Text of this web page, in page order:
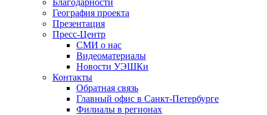
Благодарности
География проекта
Презентация
Пресс-Центр
СМИ о нас
Видеоматериалы
Новости УЭШКи
Контакты
Обратная связь
Главный офис в Санкт-Петербурге
Филиалы в регионах